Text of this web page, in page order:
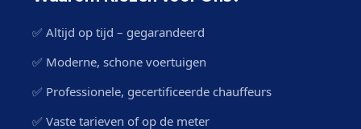
✅ Altijd op tijd – gegarandeerd
✅ Moderne, schone voertuigen
✅ Professionele, gecertificeerde chauffeurs
✅ Vaste tarieven of op de meter